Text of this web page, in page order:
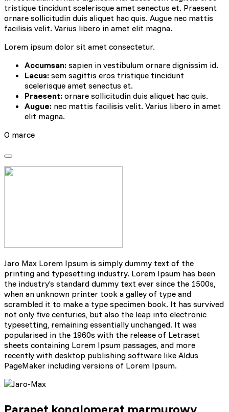
tristique tincidunt scelerisque amet senectus et. Praesent
ornare sollicitudin duis aliquet hac quis. Augue nec mattis
facilisis velit. Varius libero in amet elit magna.
Lorem ipsum dolor sit amet consectetur.
Accumsan: sapien in vestibulum ornare dignissim id.
Lacus: sem sagittis eros tristique tincidunt
scelerisque amet senectus et.
Praesent: ornare sollicitudin duis aliquet hac quis.
Augue: nec mattis facilisis velit. Varius libero in amet
elit magna.
O marce
Jaro Max Lorem Ipsum is simply dummy text of the
printing and typesetting industry. Lorem Ipsum has been
the industry’s standard dummy text ever since the 1500s,
when an unknown printer took a galley of type and
scrambled it to make a type specimen book. It has survived
not only five centuries, but also the leap into electronic
typesetting, remaining essentially unchanged. It was
popularised in the 1960s with the release of Letraset
sheets containing Lorem Ipsum passages, and more
recently with desktop publishing software like Aldus
PageMaker including versions of Lorem Ipsum.
Parapet konglomerat marmurowy